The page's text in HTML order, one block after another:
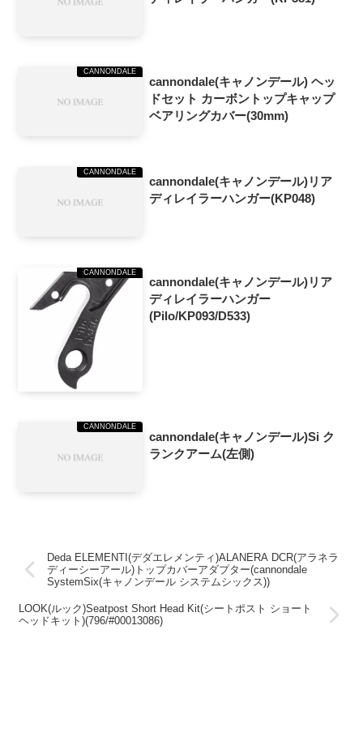
CANNONDALE
cannondale(キャノンデール) ヘッ
ドセット カーボントップキャップ
ベアリングカバー(30mm)
CANNONDALE
cannondale(キャノンデール)リア
ディレイラーハンガー(KP048)
CANNONDALE
cannondale(キャノンデール)リア
ディレイラーハンガー
(Pilo/KP093/D533)
CANNONDALE
cannondale(キャノンデール)Si ク
ランクアーム(左側)
Deda ELEMENTI(デダエレメンティ)ALANERA DCR(アラネラ
ディーシーアール)トップカバーアダプター(cannondale
SystemSix(キャノンデール システムシックス))
LOOK(ルック)Seatpost Short Head Kit(シートポスト ショート
ヘッドキット)(796/#00013086)